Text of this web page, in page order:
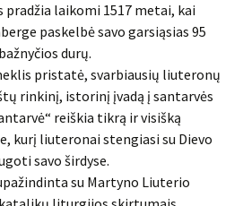
pradžia laikomi 1517 metai, kai
paskelbė savo garsiąsias 95
durų.
pristatė, svarbiausių liuteronų
rinkinį, istorinį įvadą į santarvės
reiškia tikrą ir visišką
kurį liuteronai stengiasi su Dievo
savo širdyse.
su Martyno Liuterio